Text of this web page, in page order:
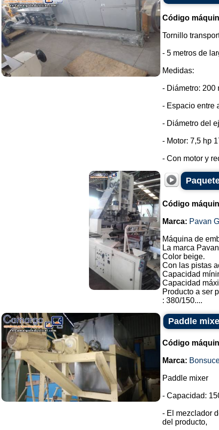
Código
Tornillo
- 5 metros de
Medidas:
- Diámetro: 200
- Espacio entre
- Diámetro del
- Motor: 7,5 hp
- Con motor y
Código
Marca: Pavan
Máquina de
La marca
Color beige.
Con las pistas
Capacidad
Capacidad
Producto a ser
: 380/150....
Paddle
Código
Marca:
Paddle mixer
- Capacidad:
- El mezclador
del producto,